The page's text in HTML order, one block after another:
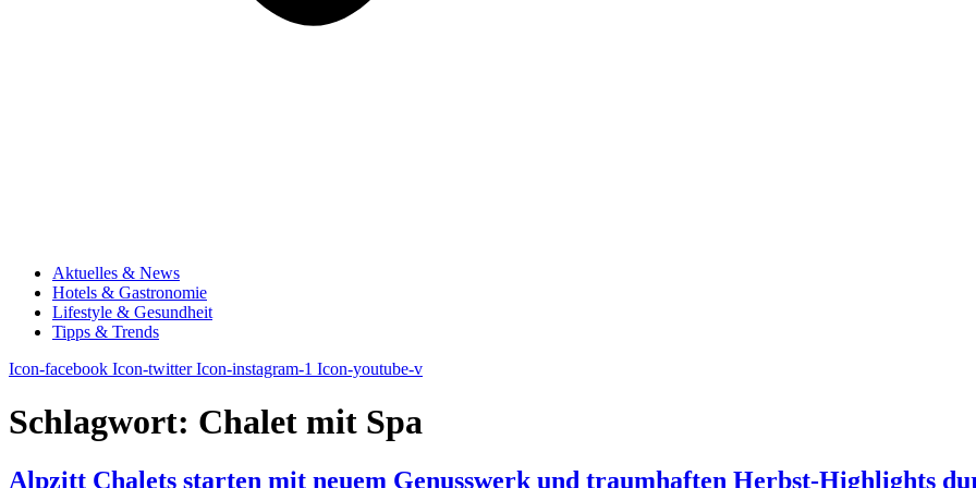
Aktuelles & News
Hotels & Gastronomie
Lifestyle & Gesundheit
Tipps & Trends
Icon-facebook Icon-twitter Icon-instagram-1 Icon-youtube-v
Schlagwort: Chalet mit Spa
Alpzitt Chalets starten mit neuem Genusswerk und traumhaften Herbst-Highlights